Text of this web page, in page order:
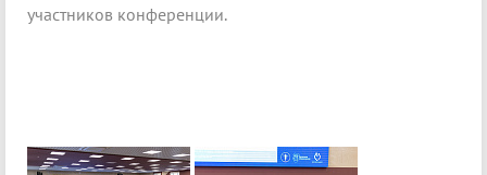
участников конференции.